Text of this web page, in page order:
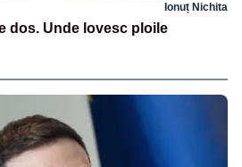
Ionuț Nichita
dos. Unde lovesc ploile